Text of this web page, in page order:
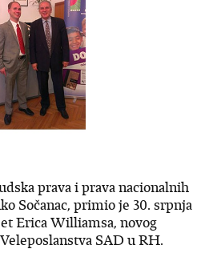
prava i prava nacionalnih
Sočanac, primio je 30. srpnja
Erica Williamsa, novog
SAD u RH.